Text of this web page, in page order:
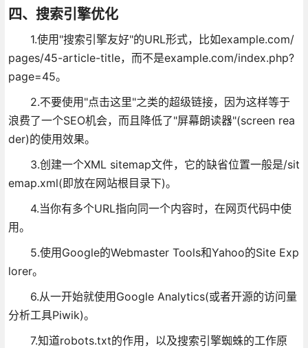
四、搜索引擎优化
1.使用"搜索引擎友好"的URL形式，比如example.com/
pages/45-article-title，而不是example.com/index.php?
page=45。
2.不要使用"点击这里"之类的超级链接，因为这样等于
浪费了一个SEO机会，而且降低了"屏幕朗读器"(screen rea
der)的使用效果。
3.创建一个XML sitemap文件，它的缺省位置一般是/sit
emap.xml(即放在网站根目录下)。
4.当你有多个URL指向同一个内容时，在网页代码中使
用。
5.使用Google的Webmaster Tools和Yahoo的Site Exp
lorer。
6.从一开始就使用Google Analytics(或者开源的访问量
分析工具Piwik)。
7.知道robots.txt的作用，以及搜索引擎蜘蛛的工作原